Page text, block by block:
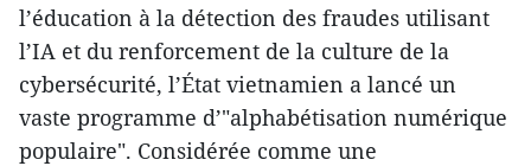
l’éducation à la détection des fraudes utilisant
l’IA et du renforcement de la culture de la
cybersécurité, l’État vietnamien a lancé un
vaste programme d’"alphabétisation numérique
populaire". Considérée comme une